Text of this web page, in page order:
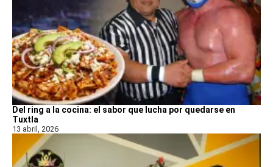
Del ring a la cocina: el sabor que lucha por quedarse en
Tuxtla
13 abril, 2026